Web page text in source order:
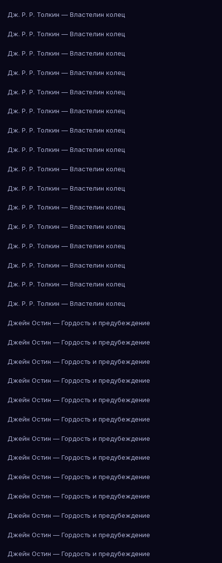
Дж. Р. Р. Толкин — Властелин колец
Дж. Р. Р. Толкин — Властелин колец
Дж. Р. Р. Толкин — Властелин колец
Дж. Р. Р. Толкин — Властелин колец
Дж. Р. Р. Толкин — Властелин колец
Дж. Р. Р. Толкин — Властелин колец
Дж. Р. Р. Толкин — Властелин колец
Дж. Р. Р. Толкин — Властелин колец
Дж. Р. Р. Толкин — Властелин колец
Дж. Р. Р. Толкин — Властелин колец
Дж. Р. Р. Толкин — Властелин колец
Дж. Р. Р. Толкин — Властелин колец
Дж. Р. Р. Толкин — Властелин колец
Дж. Р. Р. Толкин — Властелин колец
Дж. Р. Р. Толкин — Властелин колец
Дж. Р. Р. Толкин — Властелин колец
Джейн Остин — Гордость и предубеждение
Джейн Остин — Гордость и предубеждение
Джейн Остин — Гордость и предубеждение
Джейн Остин — Гордость и предубеждение
Джейн Остин — Гордость и предубеждение
Джейн Остин — Гордость и предубеждение
Джейн Остин — Гордость и предубеждение
Джейн Остин — Гордость и предубеждение
Джейн Остин — Гордость и предубеждение
Джейн Остин — Гордость и предубеждение
Джейн Остин — Гордость и предубеждение
Джейн Остин — Гордость и предубеждение
Джейн Остин — Гордость и предубеждение